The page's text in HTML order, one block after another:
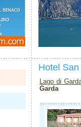
Hotel
Lago di
Garda